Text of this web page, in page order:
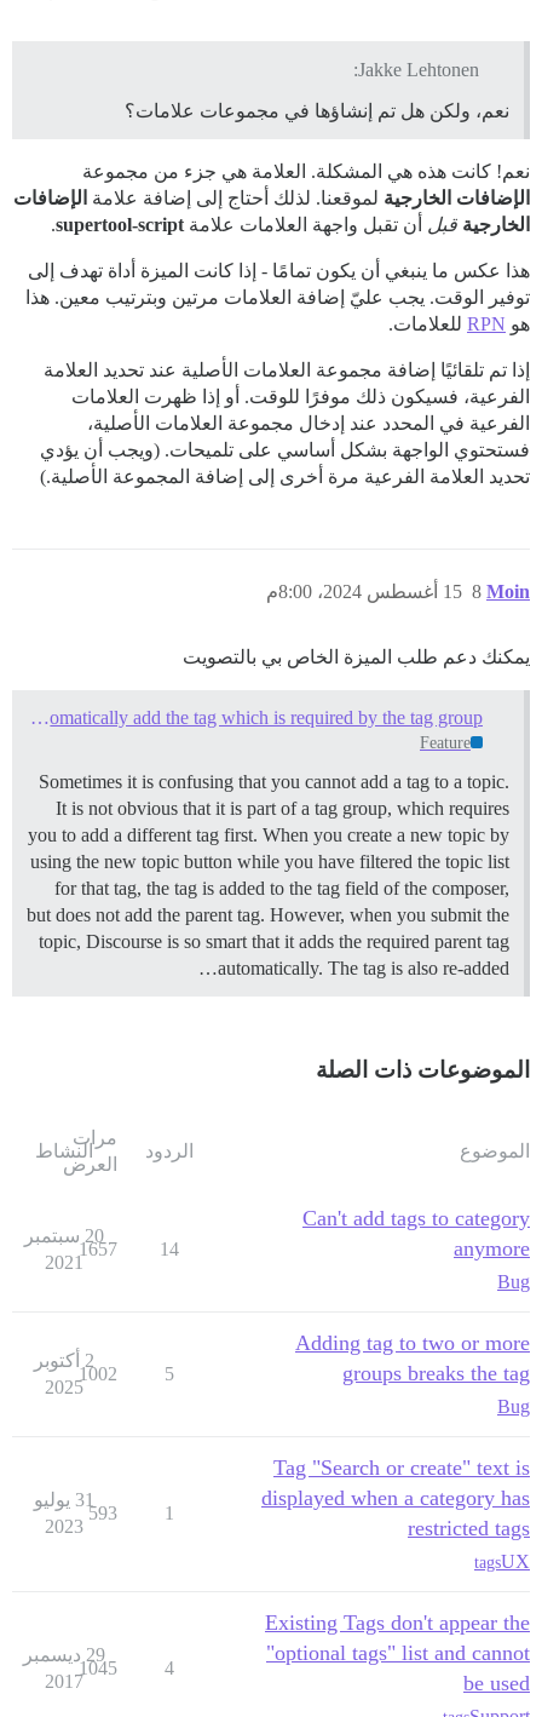
Jakke Lehtonen:
نعم، ولكن هل تم إنشاؤها في مجموعات علامات؟
نعم! كانت هذه هي المشكلة. العلامة هي جزء من مجموعة
الإضافات الخارجية لموقعنا. لذلك أحتاج إلى إضافة علامة الإضافات
الخارجية قبل أن تقبل واجهة العلامات علامة supertool-script
.
هذا عكس ما ينبغي أن يكون تمامًا - إذا كانت الميزة أداة تهدف إلى
توفير الوقت. يجب عليّ إضافة العلامات مرتين وبترتيب معين. هذا
هو RPN للعلامات.
إذا تم تلقائيًا إضافة مجموعة العلامات الأصلية عند تحديد العلامة
الفرعية، فسيكون ذلك موفرًا للوقت. أو إذا ظهرت العلامات
الفرعية في المحدد عند إدخال مجموعة العلامات الأصلية،
فستحتوي الواجهة بشكل أساسي على تلميحات. (ويجب أن يؤدي
تحديد العلامة الفرعية مرة أخرى إلى إضافة المجموعة الأصلية.)
Moin 15 أغسطس 2024، 8:00م 8
يمكنك دعم طلب الميزة الخاص بي بالتصويت
Automatically add the tag which is required by the tag group
Feature
Sometimes it is confusing that you cannot add a tag to a topic.
It is not obvious that it is part of a tag group, which requires
you to add a different tag first. When you create a new topic by
using the new topic button while you have filtered the topic list
for that tag, the tag is added to the tag field of the composer,
but does not add the parent tag. However, when you submit the
topic, Discourse is so smart that it adds the required parent tag
automatically. The tag is also re-added…
الموضوعات ذات الصلة
الموضوع الردود
مرات
العرض
النشاط
Can't add tags to category
anymore
Bug
14
1657
20 سبتمبر
2021
Adding tag to two or more
groups breaks the tag
Bug
5
1002
2 أكتوبر
2025
Tag "Search or create" text is
displayed when a category has
restricted tags
UX
tags
1
593
31 يوليو
2023
Existing Tags don't appear the
"optional tags" list and cannot
be used
4
1045
29 ديسمبر
2017